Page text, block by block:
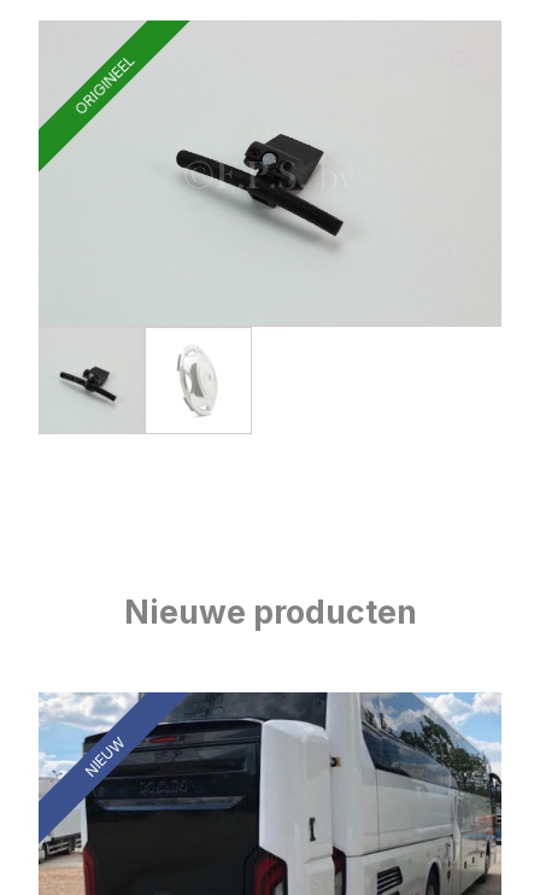
ORIGINEEL
Nieuwe producten
NIEUW